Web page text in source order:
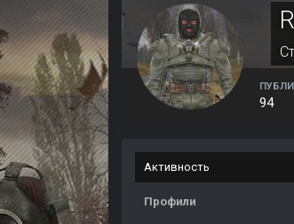
94
Активность
Профили